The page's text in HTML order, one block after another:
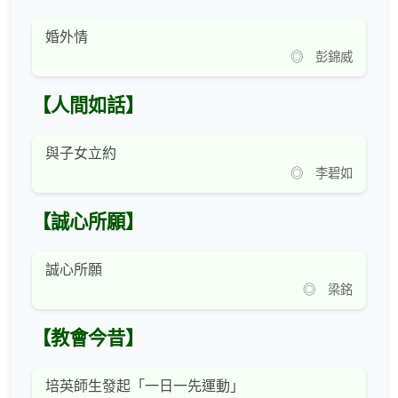
婚外情
◎ 彭錦威
【人間如話】
與子女立約
◎ 李碧如
【誠心所願】
誠心所願
◎ 梁銘
【教會今昔】
培英師生發起「一日一先運動」